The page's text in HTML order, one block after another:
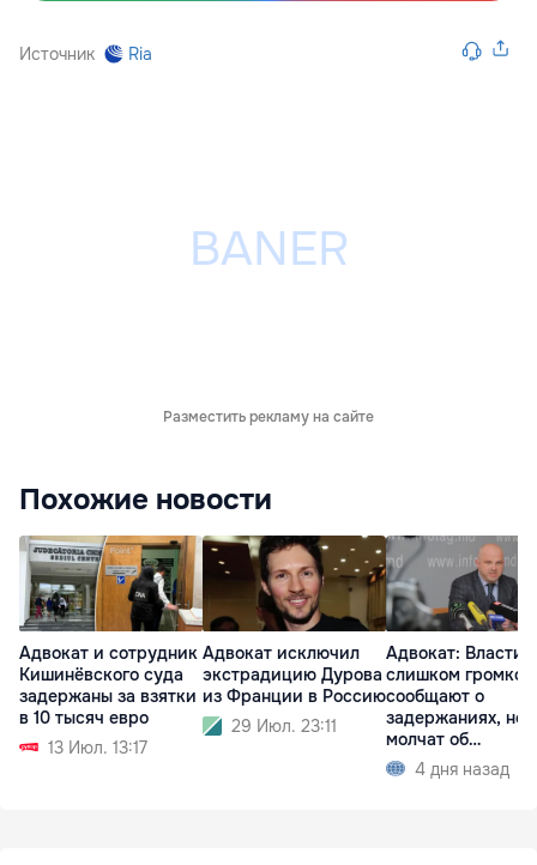
Источник Ria
Разместить рекламу на сайте
Похожие новости
Адвокат и сотрудник
Кишинёвского суда
задержаны за взятки
в 10 тысяч евро
13 Июл. 13:17
Адвокат исключил
экстрадицию Дурова
из Франции в Россию
29 Июл. 23:11
Адвокат: Власти
слишком громко
сообщают о
задержаниях, но
молчат об
освобождениях
4 дня назад